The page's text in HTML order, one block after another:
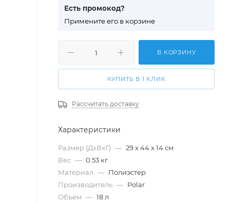
Есть промокод?
Примените его в корзине
В КОРЗИНУ
КУПИТЬ В 1 КЛИК
Рассчитать доставку
Характеристики
Размер (ДхВхГ) — 29 х 44 х 14 см
Вес — 0.53 кг
Материал — Полиэстер
Производитель — Polar
Объем — 18 л